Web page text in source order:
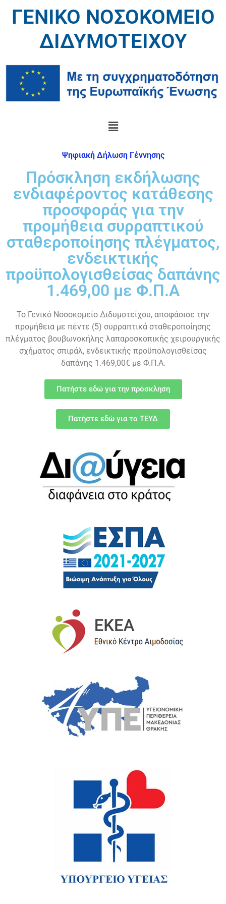
ΓΕΝΙΚΟ ΝΟΣΟΚΟΜΕΙΟ
ΔΙΔΥΜΟΤΕΙΧΟΥ
Ψηφιακή Δήλωση Γέννησης
Πρόσκληση εκδήλωσης
ενδιαφέροντος κατάθεσης
προσφοράς για την
προμήθεια συρραπτικού
σταθεροποίησης πλέγματος,
ενδεικτικής
προϋπολογισθείσας δαπάνης
1.469,00 με Φ.Π.Α
Το Γενικό Νοσοκομείο Διδυμοτείχου, αποφάσισε την
προμήθεια με πέντε (5) συρραπτικά σταθεροποίησης
πλέγματος βουβωνοκήλης λαπαροσκοπικής χειρουργικής
σχήματος σπιράλ, ενδεικτικής προϋπολογισθείσας
δαπάνης 1.469,00€ με Φ.Π.Α.
Πατήστε εδώ για την πρόσκληση
Πατήστε εδώ για το ΤΕΥΔ